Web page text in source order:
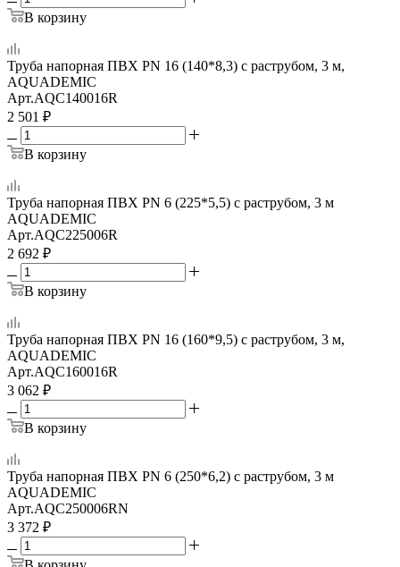
В корзину
Труба напорная ПВХ PN 16 (140*8,3) с раструбом, 3 м,
AQUADEMIC
Арт.AQC140016R
2 501 ₽
В корзину
Труба напорная ПВХ PN 6 (225*5,5) с раструбом, 3 м
AQUADEMIC
Арт.AQC225006R
2 692 ₽
В корзину
Труба напорная ПВХ PN 16 (160*9,5) с раструбом, 3 м,
AQUADEMIC
Арт.AQC160016R
3 062 ₽
В корзину
Труба напорная ПВХ PN 6 (250*6,2) с раструбом, 3 м
AQUADEMIC
Арт.AQC250006RN
3 372 ₽